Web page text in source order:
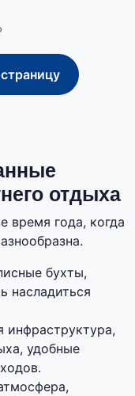
отдыха
время года, когда
бухты,
насладиться
инфраструктура,
удобные